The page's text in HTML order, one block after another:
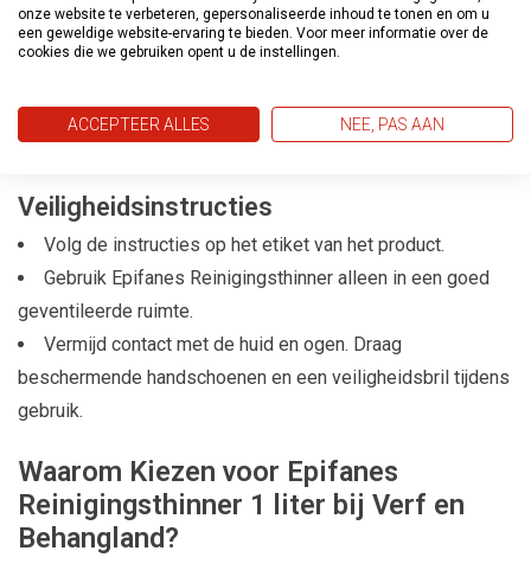
Advies
Ontvet het oppervlak grondig voordat u begint met schuren.
ontvetten. Zorg ervoor dat het oppervlak volledig is
uitgedampt voordat u verder gaat met uw schilderwerk.
Veiligheidsinstructies
Volg de instructies op het etiket van het product.
Gebruik Epifanes Reinigingsthinner alleen in een goed
geventileerde ruimte.
Vermijd contact met de huid en ogen. Draag
beschermende handschoenen en een veiligheidsbril tijdens
gebruik.
Waarom Kiezen voor Epifanes
Reinigingsthinner 1 liter bij Verf en
Behangland?
onze website te verbeteren, gepersonaliseerde inhoud te tonen en om u
een geweldige website-ervaring te bieden. Voor meer informatie over de
cookies die we gebruiken opent u de instellingen.
ACCEPTEER ALLES NEE, PAS AAN